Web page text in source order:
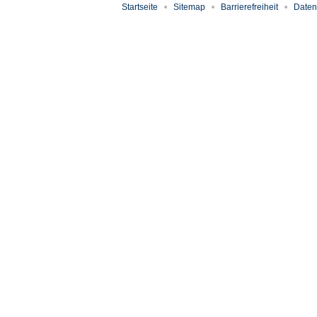
Startseite Sitemap Barrierefreiheit